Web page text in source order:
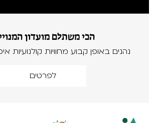
הכי משתלם מועדון
נהנים באופן קבוע מחוויות קולנועיות
לפרטים